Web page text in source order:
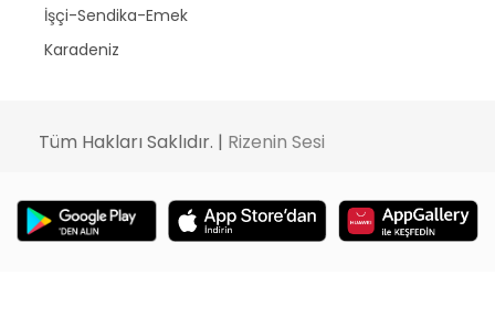
İşçi-Sendika-Emek
Karadeniz
Tüm Hakları Saklıdır. | Rizenin Sesi